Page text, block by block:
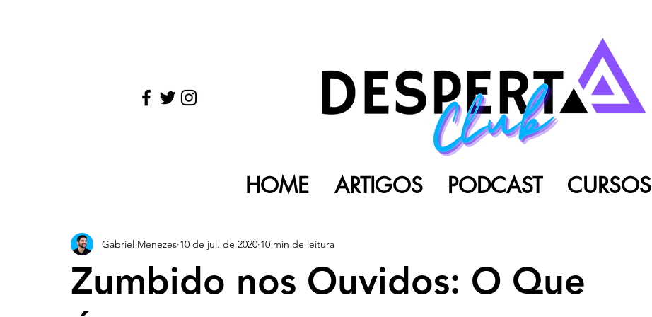
HOME ARTIGOS PODCAST CURSOS
Zumbido nos Ouvidos: O Que
Gabriel Menezes 10 de jul. de 2020 10 min de leitura